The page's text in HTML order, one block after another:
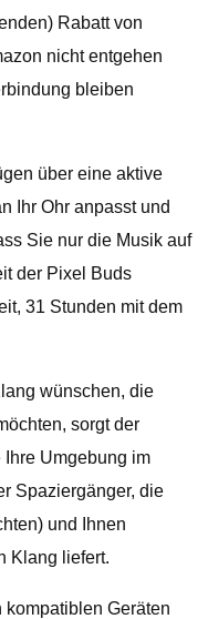
Rabatt von
nicht entgehen
bleiben
über eine aktive
Ihr Ohr anpasst und
Sie nur die Musik auf
der Pixel Buds
31 Stunden mit dem
wünschen, die
sorgt der
Ihre Umgebung im
Spaziergänger, die
und Ihnen
Klang liefert.
Geräten